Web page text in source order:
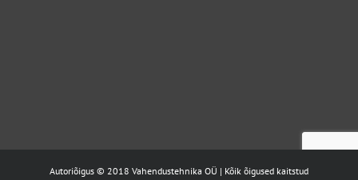
Autoriõigus © 2018 Vahendustehnika OÜ | Kõik õigused kaitstud